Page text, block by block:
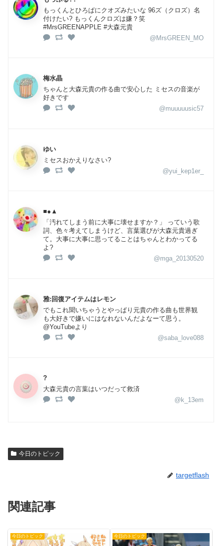
もっくんとひろぱにクオズみたいな 96ズ（クロズ）名
付けたい? もっくんクロズは嫌？笑
#MrsGREENAPPLE #大森元貴
@MrsGREEN_MO
梅水晶
ちゃんと大森元貴の作る曲で安心した ミセスの音楽が
好きです
@muuuuusic57
ゆい
ミセスおかえりなさい?
@yui_kep1er_
■●▲
「汚れてしまう前に大事に壊せますか？」 っていう歌
詞、色々考えてしまうけど、言葉選びが大森元貴過ぎ
て。大事に大事に思ってることはちゃんとわかってる
よ?
@mga_20130520
雅:回復アイテムはレモン
でもこれ聞いちゃうとやっぱり元貴の作る曲も世界観
も大好きで嫌いにはなれないんだよなーて思う。
@YouTubeより
@saba_love088
?
大森元貴の言葉はいつだって救済
@k_13em
今日のトピック
targetflash
関連記事
今日のトピック 今日のトピック